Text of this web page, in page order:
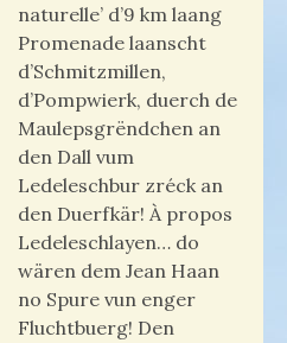
naturelle’ d’9 km laang
Promenade laanscht
d’Schmitzmillen,
d’Pompwierk, duerch de
Maulepsgrëndchen an
den Dall vum
Ledeleschbur zréck an
den Duerfkär! À propos
Ledeleschlayen… do
wären dem Jean Haan
no Spure vun enger
Fluchtbuerg! Den